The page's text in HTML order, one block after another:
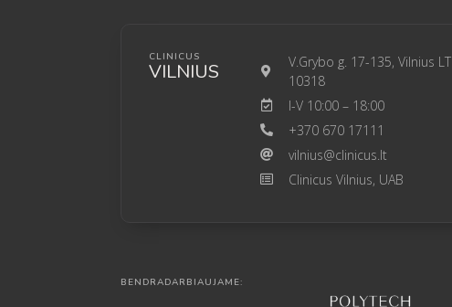
CLINICUS
VILNIUS
V.Grybo g. 17-135, Vilnius LT
10318
I-V 10:00 – 18:00
+370 670 17111
vilnius@clinicus.lt
Clinicus Vilnius, UAB
BENDRADARBIAUJAME: